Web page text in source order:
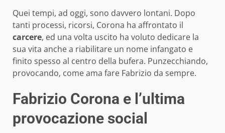
Quei tempi, ad oggi, sono davvero lontani. Dopo
tanti processi, ricorsi, Corona ha affrontato il
carcere, ed una volta uscito ha voluto dedicare la
sua vita anche a riabilitare un nome infangato e
finito spesso al centro della bufera. Punzecchiando,
provocando, come ama fare Fabrizio da sempre.
Fabrizio Corona e l’ultima
provocazione social